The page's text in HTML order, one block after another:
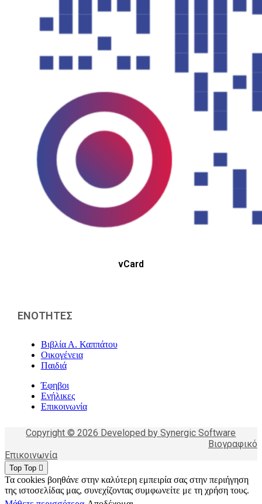
vCard
ΕΝΟΤΗΤΕΣ
Βιβλία Α. Καππάτου
Οικογένεια
Παιδιά
Έφηβοι
Ενήλικες
Επικοινωνία
Copyright © 2026 Developed by Synergic Software
Βιογραφικό
Επικοινωνία
Top Top
Τα cookies βοηθάνε στην καλύτερη εμπειρία σας στην περιήγηση
της ιστοσελίδας μας, συνεχίζοντας συμφωνείτε με τη χρήση τους.